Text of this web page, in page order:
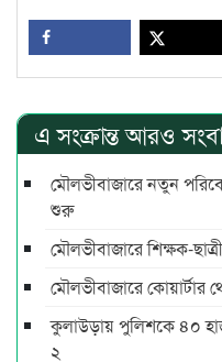
এ সংক্রান্ত আরও
মৌলভীবাজারে নতুন
শুরু
মৌলভীবাজারে শিক্ষক-
মৌলভীবাজারে কোয়ার্টার
কুলাউড়ায় পুলিশকে ৪০
২